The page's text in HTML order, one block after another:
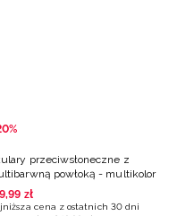
przeciwsłoneczne z
powłoką - multikolor
,99 zł
cena z ostatnich 30 dni